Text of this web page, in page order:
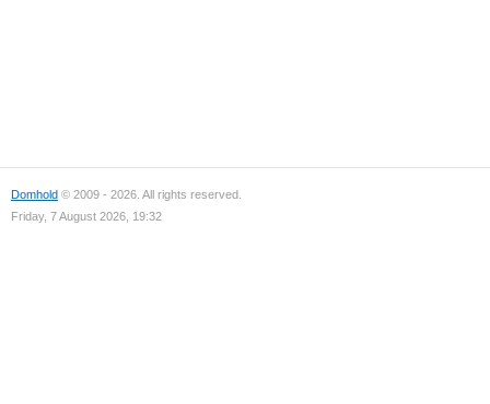
Domhold © 2009 - 2026. All rights reserved.
Friday, 7 August 2026, 19:32